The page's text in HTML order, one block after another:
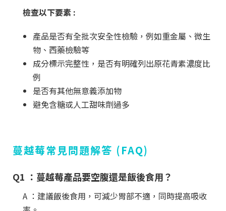
檢查以下要素 :
產品是否有全批次安全性檢驗，例如重金屬、微生
物、西藥檢驗等
成分標示完整性，是否有明確列出原花青素濃度比
例
是否有其他無意義添加物
避免含糖或人工甜味劑過多
蔓越莓常見問題解答 (FAQ)
Q1 ：蔓越莓產品要空腹還是飯後食用？
A ：建議飯後食用，可減少胃部不適，同時提高吸收